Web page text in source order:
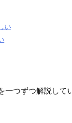
い
つずつ解説して